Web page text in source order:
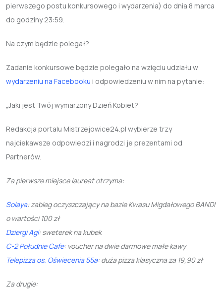
pierwszego postu konkursowego i wydarzenia) do dnia 8 marca
do godziny 23:59.
Na czym będzie polegał?
Zadanie konkursowe będzie polegało na wzięciu udziału w
wydarzeniu na Facebooku i odpowiedzeniu w nim na pytanie:
„Jaki jest Twój wymarzony Dzień Kobiet?”
Redakcja portalu Mistrzejowice24.pl wybierze trzy
najciekawsze odpowiedzi i nagrodzi je prezentami od
Partnerów.
Za pierwsze miejsce laureat otrzyma:
Solaya: zabieg oczyszczający na bazie Kwasu Migdałowego BANDI
o wartości 100 zł
Dziergi Agi: sweterek na kubek
C-2 Południe Cafe: voucher na dwie darmowe małe kawy
Telepizza os. Oświecenia 55a: duża pizza klasyczna za 19,90 zł
Za drugie: